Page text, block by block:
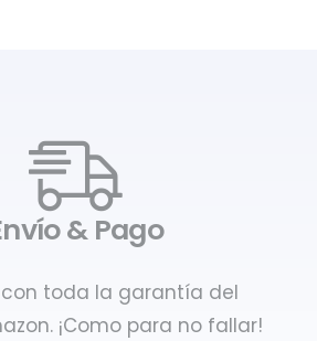
& Pago
toda la garantía del
¡Como para no fallar!